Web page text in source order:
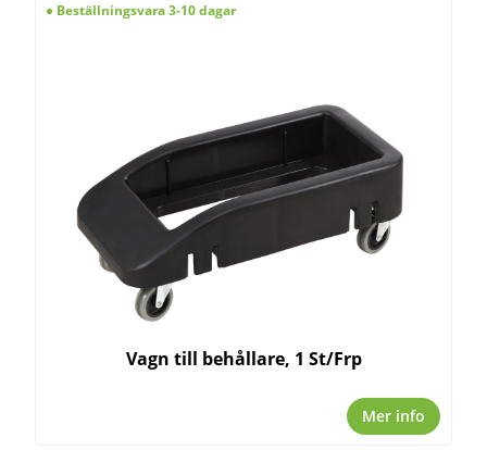
Beställningsvara 3-10 dagar
Vagn till behållare, 1 St/Frp
Mer info